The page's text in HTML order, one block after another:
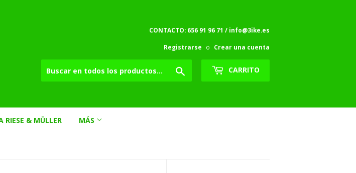
CONTACTO: 656 91 96 71 / info@3ike.es
Registrarse o Crear una cuenta
CARRITO
RIESE & MÜLLER MÁS